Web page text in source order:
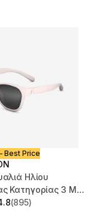
Best Price
Ηλίου
Κατηγορίας 3 MH
2-4 ετών - Ροζ
stars from 895
(895)